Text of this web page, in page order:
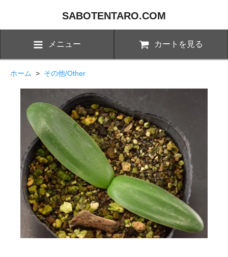
SABOTENTARO.COM
メニュー カートを見る
ホーム > その他/Other